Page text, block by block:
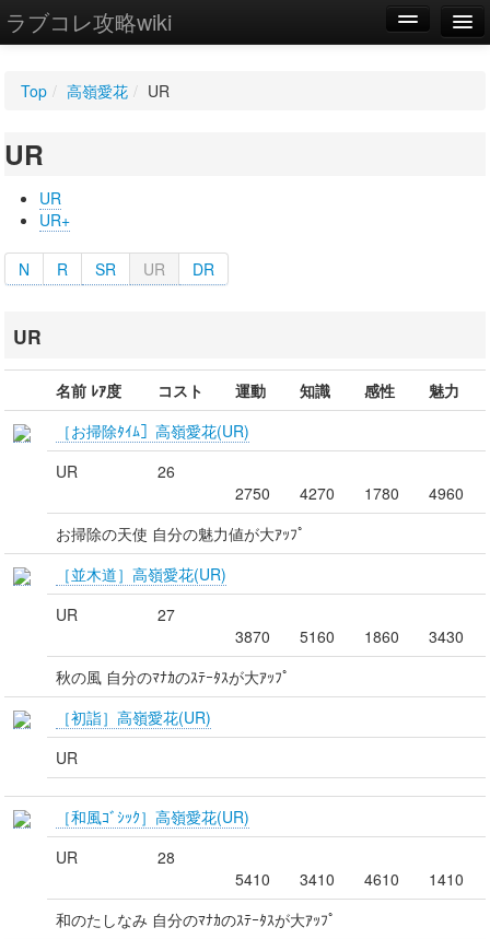
ラブコレ攻略wiki
WIKI
設定
Top / 高嶺愛花 / UR
UR
UR
UR+
N R SR UR DR
UR
名前 ﾚｱ度 コスト 運動 知識 感性
魅力
［お掃除ﾀｲﾑ］高嶺愛花(UR)
UR
26
2750
4270 1780
4960
お掃除の天使 自分の魅力値が大ｱｯﾌﾟ
［並木道］高嶺愛花(UR)
UR
27
3870
5160 1860
3430
秋の風 自分のﾏﾅｶのｽﾃｰﾀｽが大ｱｯﾌﾟ
［初詣］高嶺愛花(UR)
UR
［和風ｺﾞｼｯｸ］高嶺愛花(UR)
UR
28
5410
3410 4610
1410
和のたしなみ 自分のﾏﾅｶのｽﾃｰﾀｽが大ｱｯﾌﾟ